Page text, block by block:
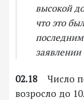
высокой
что это
02.18 Число
возросло до 10.